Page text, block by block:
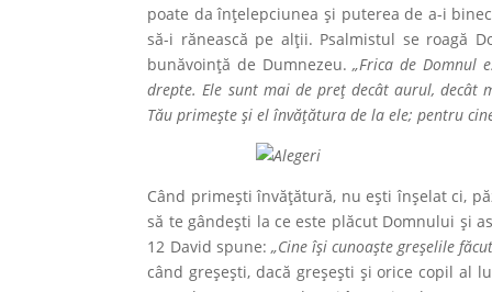
poate da înţe­lepciunea şi puterea de a-i
să-i rănească pe alții. Psalmistul se roagă
bunăvoință de Dumnezeu.„Frica de Domnul
drepte. Ele sunt mai de preţ decât aurul,
Tău primeşte şi el învăţătura de la ele; pentru
Când primești învățătură, nu ești înșelat ci,
să te gândești la ce este plăcut Dom­nului și
12 David spune: „Cine își cunoaște greșelile
când greșești, dacă greșeşti și orice copil al